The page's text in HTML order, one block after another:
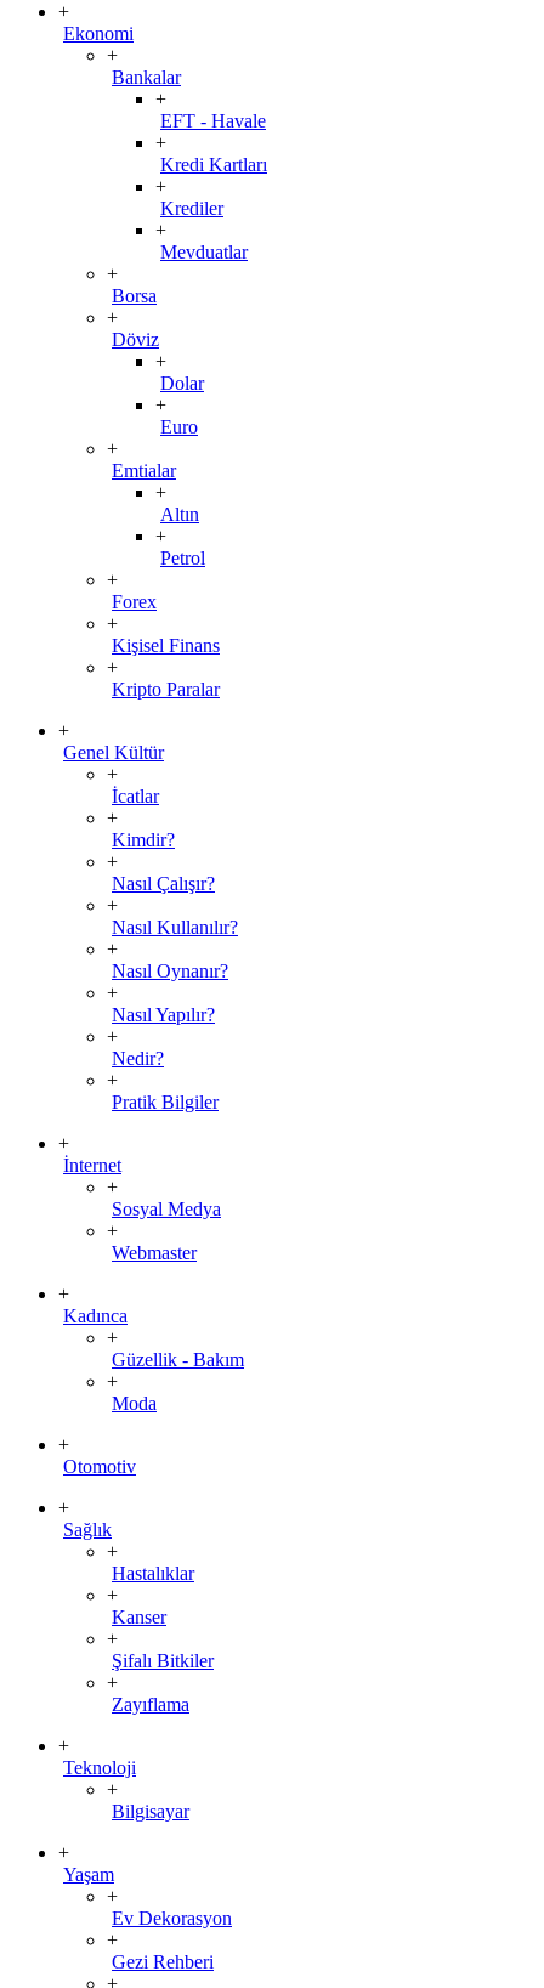
+
Ekonomi
+
Bankalar
+
EFT - Havale
+
Kredi Kartları
+
Krediler
+
Mevduatlar
+
Borsa
+
Döviz
+
Dolar
+
Euro
+
Emtialar
+
Altın
+
Petrol
+
Forex
+
Kişisel Finans
+
Kripto Paralar
+
Genel Kültür
+
İcatlar
+
Kimdir?
+
Nasıl Çalışır?
+
Nasıl Kullanılır?
+
Nasıl Oynanır?
+
Nasıl Yapılır?
+
Nedir?
+
Pratik Bilgiler
+
İnternet
+
Sosyal Medya
+
Webmaster
+
Kadınca
+
Güzellik - Bakım
+
Moda
+
Otomotiv
+
Sağlık
+
Hastalıklar
+
Kanser
+
Şifalı Bitkiler
+
Zayıflama
+
Teknoloji
+
Bilgisayar
+
Yaşam
+
Ev Dekorasyon
+
Gezi Rehberi
+